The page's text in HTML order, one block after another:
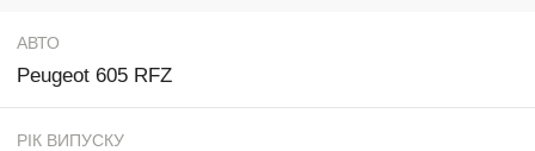
АВТО
Peugeot 605 RFZ
РІК ВИПУСКУ